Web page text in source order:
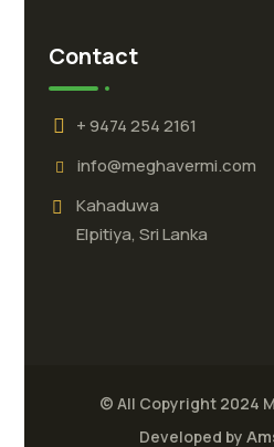
Contact
+ 9474 254 2161
info@meghavermi.com
Kahaduwa
Elpitiya, Sri Lanka
© All Copyright 2024
Developed by